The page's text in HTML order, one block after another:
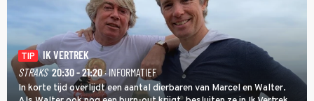
TIP
IK VERTREK
STRAKS 20:30 - 21:20· INFORMATIEF
In korte tijd overlijdt een aantal dierbaren van Marcel en Walter.